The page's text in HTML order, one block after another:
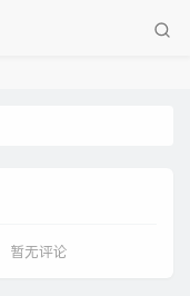
暂无评论